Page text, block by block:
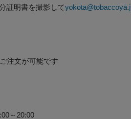
証明書を撮影して
注文が可能です
～20:00